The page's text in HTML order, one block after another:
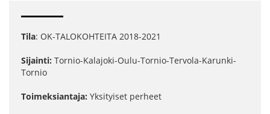
Tila: OK-TALOKOHTEITA 2018-2021
Sijainti: Tornio-Kalajoki-Oulu-Tornio-Tervola-Karunki-
Tornio
Toimeksiantaja: Yksityiset perheet